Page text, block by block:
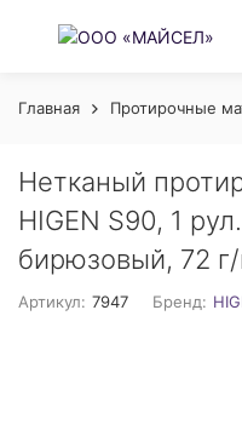
Главная Протирочные
Нетканый
HIGEN S90, 1
бирюзовый, 72
Артикул: 7947 Бренд: